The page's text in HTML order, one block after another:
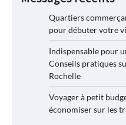
Quartiers
pour débuter votre
Indispensable pour
Conseils pratiques
Rochelle
Voyager à petit
économiser sur les